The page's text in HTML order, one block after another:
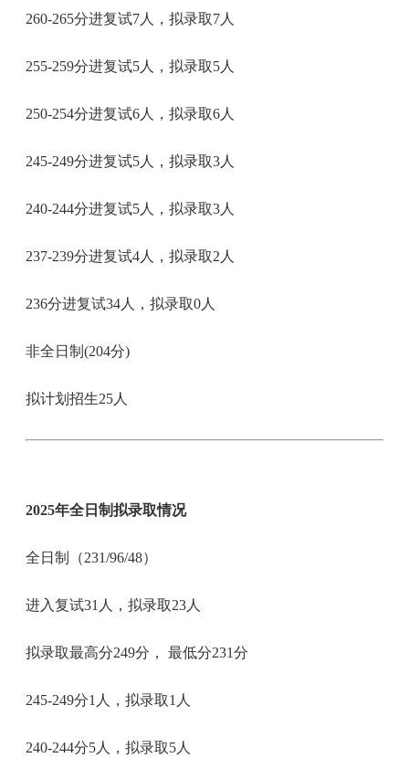
260-265分进复试7人，拟录取7人
255-259分进复试5人，拟录取5人
250-254分进复试6人，拟录取6人
245-249分进复试5人，拟录取3人
240-244分进复试5人，拟录取3人
237-239分进复试4人，拟录取2人
236分进复试34人，拟录取0人
非全日制(204分)
拟计划招生25人
2025年全日制拟录取情况
全日制（231/96/48）
进入复试31人，拟录取23人
拟录取最高分249分， 最低分231分
245-249分1人，拟录取1人
240-244分5人，拟录取5人